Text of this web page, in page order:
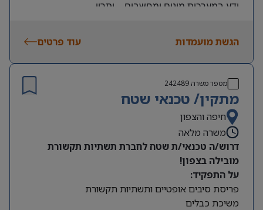
ידע במערכות מונים ומחשבים יתרון
היקף משרה:
משרה מלאה | ימים: א’-ה’ | שעות: 8:00–17:00
תנאים:
רכב צמוד וטלפון סלולרי
שכר גבוה
מיקום: קדימה צורן
הגשת מועמדות עוד פרטים
מספר משרה242489
מתקין/ טכנאי שטח
חיפה והצפון
משרה מלאה
דרוש/ה טכנאי/ת שטח לחברת תשתיות תקשורת
מובילה בצפון!
על התפקיד:
פריסת סיבים אופטיים ותשתיות תקשורת
משיכת כבלים